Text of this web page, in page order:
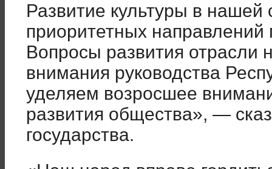
Развитие культуры в нашей
приоритетных направлений
Вопросы развития отрасли
внимания руководства
уделяем возросшее
развития общества», —
государства.